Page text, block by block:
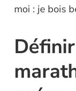
moi : je bois